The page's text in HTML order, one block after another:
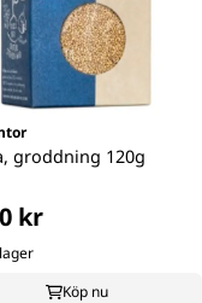
groddning 120g
kr
Köp nu